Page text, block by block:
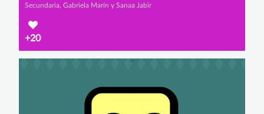
Secundaria, Gabriela Marín y Sanaa Jabir
+20